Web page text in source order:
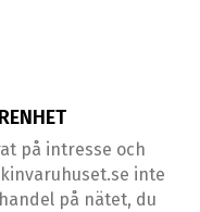
på intresse och
inte
på nätet, du